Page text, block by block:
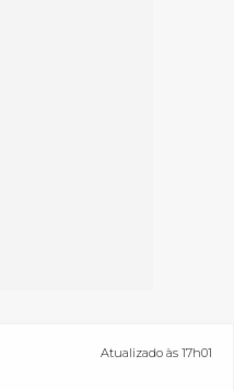
Atualizado às 17h01